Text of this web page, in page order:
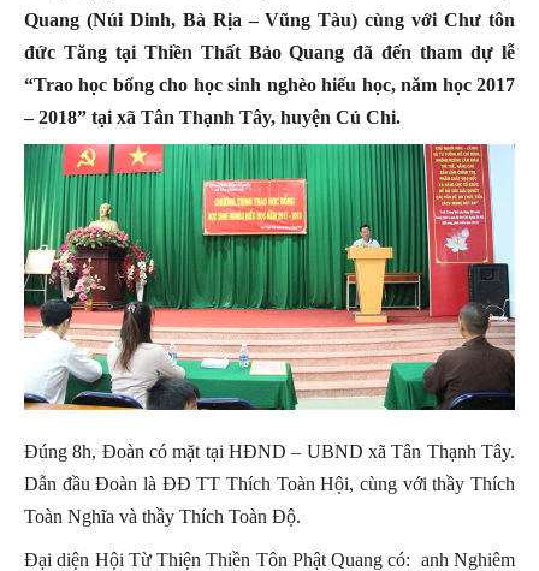
Quang (Núi Dinh, Bà Rịa – Vũng Tàu) cùng với Chư tôn
đức Tăng tại Thiền Thất Bảo Quang đã đến tham dự lễ
“Trao học bổng cho học sinh nghèo hiếu học, năm học 2017
– 2018” tại xã Tân Thạnh Tây, huyện Củ Chi.
Đúng 8h, Đoàn có mặt tại HĐND – UBND xã Tân Thạnh Tây.
Dẫn đầu Đoàn là ĐĐ TT Thích Toàn Hội, cùng với thầy Thích
Toàn Nghĩa và thầy Thích Toàn Độ.
Đại diện Hội Từ Thiện Thiền Tôn Phật Quang có: anh Nghiêm